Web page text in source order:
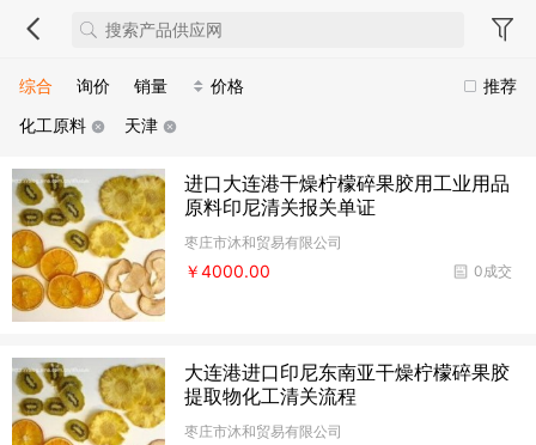
推荐
综合 询价 销量
价格
化工原料
天津
进口大连港干燥柠檬碎果胶用工业用品
原料印尼清关报关单证
枣庄市沐和贸易有限公司
0成交
￥4000.00
大连港进口印尼东南亚干燥柠檬碎果胶
提取物化工清关流程
枣庄市沐和贸易有限公司